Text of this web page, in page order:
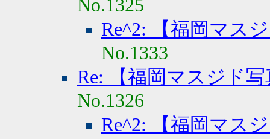
No.1325
Re^2: 【福岡マス
No.1333
Re: 【福岡マスジド
No.1326
Re^2: 【福岡マス